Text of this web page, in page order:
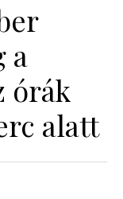
a
órák
alatt